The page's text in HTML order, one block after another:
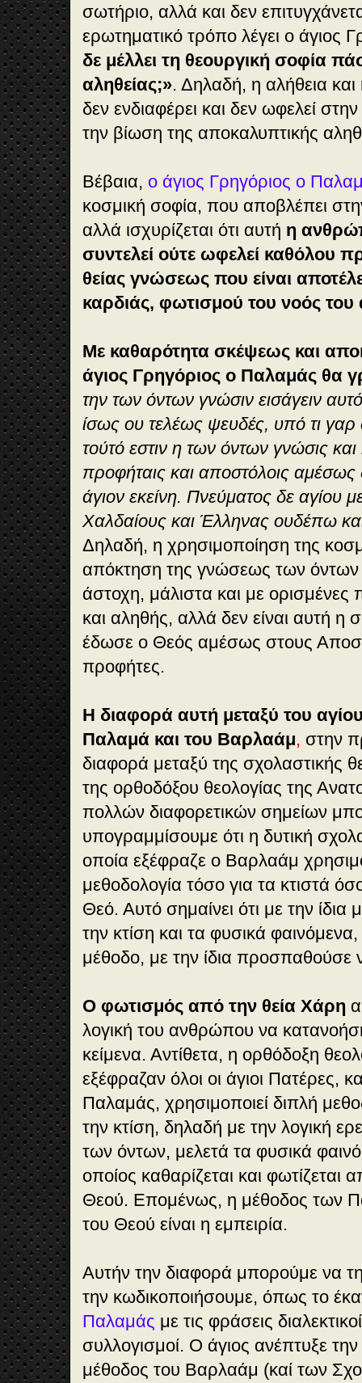
σωτήριο, αλλά και δεν
ερωτηματικό τρόπο λέγει ο άγιος
δε μέλλει τη θεουργική σοφία
αληθείας;». Δηλαδή, η αλήθεια
δεν ενδιαφέρει και δεν ωφελεί
την βίωση της αποκαλυπτικής
Βέβαια, ο άγιος Γρηγόριος ο
κοσμική σοφία, που αποβλέπει
αλλά ισχυρίζεται ότι αυτή η
συντελεί ούτε ωφελεί καθόλου
θείας γνώσεως που είναι
καρδιάς, φωτισμού του νοός
Με καθαρότητα σκέψεως και
άγιος Γρηγόριος ο Παλαμάς θα
την των όντων γνώσιν εισάγειν
ίσως ου τελέως ψευδές, υπό τι γαρ
τούτό εστιν η των όντων γνώσις
προφήταις και αποστόλοις
άγιον εκείνη. Πνεύματος δε αγίου
Χαλδαίους και Έλληνας ουδέπω
Δηλαδή, η χρησιμοποίηση της
απόκτηση της γνώσεως των όντων
άστοχη, μάλιστα και με ορισμένες
και αληθής, αλλά δεν είναι αυτή η
έδωσε ο Θεός αμέσως στους
προφήτες.
Η διαφορά αυτή μεταξύ του
Παλαμά και του Βαρλαάμ, στην
διαφορά μεταξύ της σχολαστικής
της ορθοδόξου θεολογίας της
πολλών διαφορετικών σημείων
υπογραμμίσουμε ότι η δυτική
οποία εξέφραζε ο Βαρλαάμ
μεθοδολογία τόσο για τα κτιστά
Θεό. Αυτό σημαίνει ότι με την
την κτίση και τα φυσικά
μέθοδο, με την ίδια
Ο φωτισμός από την θεία Χάρη
λογική του ανθρώπου να κατανοήση
κείμενα. Αντίθετα, η ορθόδοξη
εξέφραζαν όλοι οι άγιοι Πατέρες,
Παλαμάς, χρησιμοποιεί διπλή
την κτίση, δηλαδή με την λογική
των όντων, μελετά τα φυσικά
οποίος καθαρίζεται και
Θεού. Επομένως, η μέθοδος των
του Θεού είναι η εμπειρία.
Αυτήν την διαφορά μπορούμε να
την κωδικοποιήσουμε, όπως το
Παλαμάς με τις φράσεις
συλλογισμοί. Ο άγιος ανέπτυξε
μέθοδος του Βαρλαάμ (καί των